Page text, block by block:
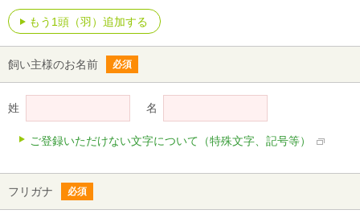
もう1頭（羽）追加する
飼い主様のお名前 必須
姓 名
ご登録いただけない文字について（特殊文字、記号等）
フリガナ 必須